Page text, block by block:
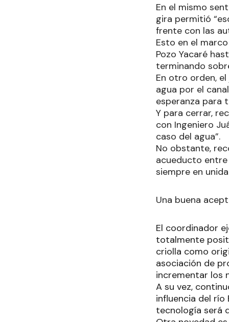
En el mismo
gira permitió
frente con las
Esto en el
Pozo Yacaré
terminando
En otro orden,
agua por el
esperanza para
Y para cerrar,
con Ingeniero
caso del agua”.
No obstante,
acueducto entre
siempre en
Una buena
El coordinador
totalmente
criolla como
asociación de
incrementar los
A su vez,
influencia del
tecnología será